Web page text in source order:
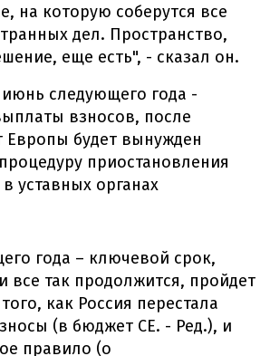
на которую соберутся все
дел. Пространство,
еще есть", - сказал он.
следующего года -
взносов, после
Европы будет вынужден
приостановления
уставных органах
года – ключевой срок,
все так продолжится, пройдет
как Россия перестала
(в бюджет СЕ. - Ред.), и
правило (о